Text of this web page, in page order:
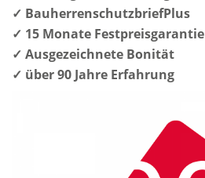
✓ BauherrenschutzbriefPlus
✓ 15 Monate Festpreisgarantie
✓ Ausgezeichnete Bonität
✓ über 90 Jahre Erfahrung